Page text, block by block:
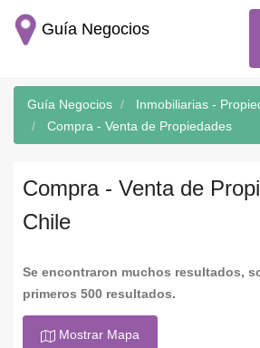
Guía Negocios
Guía Negocios
Inmobiliarias -
Compra - Venta de Propiedades
Compra - Venta de
Chile
Se encontraron muchos resultados,
primeros 500 resultados.
Mostrar Mapa